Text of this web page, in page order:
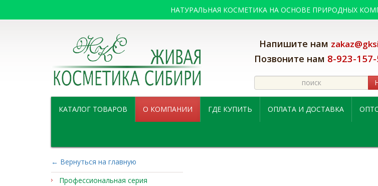
НАТУРАЛЬНАЯ КОСМЕТИКА НА ОСНОВЕ ПРИРОДНЫХ
Напишите нам
Позвоните нам 8-923-
КАТАЛОГ ТОВАРОВ О КОМПАНИИ ГДЕ КУПИТЬ ОПЛАТА И ДОСТАВКА
← Вернуться на главную
Профессиональная серия